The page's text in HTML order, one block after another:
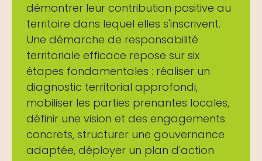
démontrer leur contribution positive au
territoire dans lequel elles s'inscrivent.
Une démarche de responsabilité
territoriale efficace repose sur six
étapes fondamentales : réaliser un
diagnostic territorial approfondi,
mobiliser les parties prenantes locales,
définir une vision et des engagements
concrets, structurer une gouvernance
adaptée, déployer un plan d'action